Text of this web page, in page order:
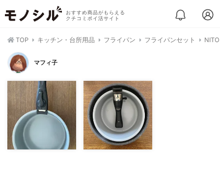
おすすめ商品がもらえる
クチコミポイ活サイト
TOP キッチン・台所用品 フライパン フライパンセット
マフィ子